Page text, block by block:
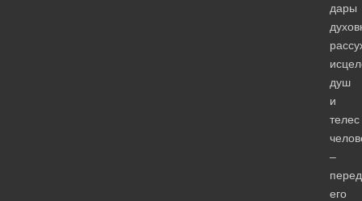
дары
душ
и
телес
–
перед
его